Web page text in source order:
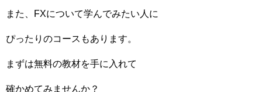
また、FXについて学んでみたい人に
ぴったりのコースもあります。
まずは無料の教材を手に入れて
確かめてみませんか？